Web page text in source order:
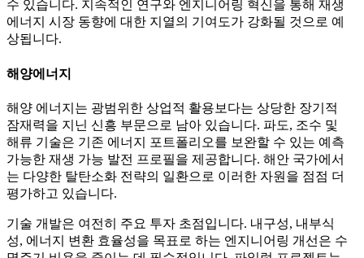
수 있습니다. 지속적인 연구와 엔지니어링 혁신을 통해 재생
에너지 시장 동향에 대한 지열의 기여도가 강화될 것으로 예
상됩니다.
해양에너지
해양 에너지는 광범위한 상업적 활용보다는 상당한 장기적
잠재력을 지닌 신흥 부문으로 남아 있습니다. 파도, 조수 및
해류 기술은 기존 에너지 포트폴리오를 보완할 수 있는 예측
가능한 재생 가능 발전 프로필을 제공합니다. 해안 국가에서
는 다양한 탈탄소화 전략의 일환으로 이러한 자원을 점점 더
평가하고 있습니다.
기술 개발은 여전히 ​​주요 투자 초점입니다. 내구성, 내부식
성, 에너지 변환 효율성을 목표로 하는 엔지니어링 개선은 수